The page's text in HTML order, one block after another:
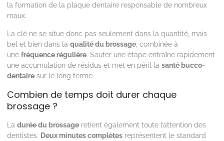
la formation de la plaque dentaire responsable de nombreux
maux.
La clé ne se situe donc pas seulement dans la quantité, mais
bel et bien dans la qualité du brossage , combinée à
une fréquence régulière. Sauter une étape entraîne rapidement
une accumulation de résidus et met en péril la santé bucco-
dentaire sur le long terme.
Combien de temps doit durer chaque
brossage ?
La durée du brossage retient également toute l’attention des
dentistes. Deux minutes complètes représentent le standard